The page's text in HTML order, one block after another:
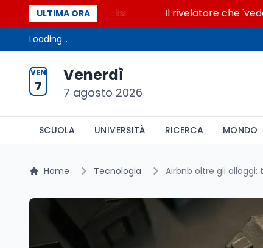
ULTIMA ORA
la glicolisi Il rivelatore che 'vede' i
Loading...
VEN
7
Venerdì
7 agosto 2026
SCUOLA UNIVERSITÀ RICERCA MONDO
Home Tecnologia